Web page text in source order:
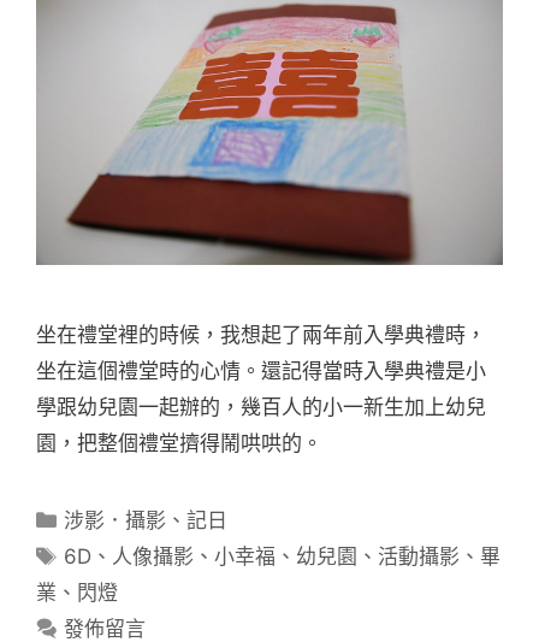
坐在禮堂裡的時候，我想起了兩年前入學典禮時，
坐在這個禮堂時的心情。還記得當時入學典禮是小
學跟幼兒園一起辦的，幾百人的小一新生加上幼兒
園，把整個禮堂擠得鬧哄哄的。
分
類
涉影．攝影 、記日
標
籤
6D 、 人像攝影 、小幸福 、 幼兒園 、 活動攝影 、畢
業 、 閃燈
發佈留言